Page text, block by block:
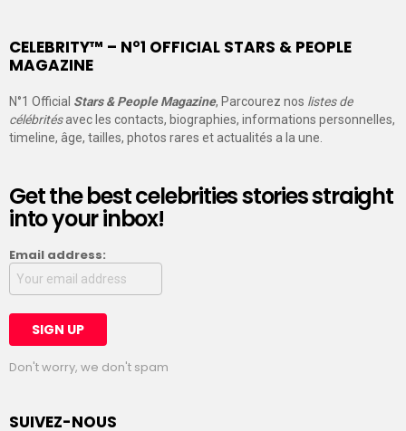
CELEBRITY™ – N°1 OFFICIAL STARS & PEOPLE
MAGAZINE
N°1 Official Stars & People Magazine, Parcourez nos listes de
célébritésavec les contacts, biographies, informations personnelles,
timeline, âge, tailles, photos rares et actualités a la une.
Get the best celebrities stories straight
into your inbox!
Email address:
Don't worry, we don't spam
SUIVEZ-NOUS